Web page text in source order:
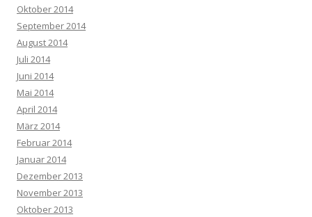
Oktober 2014
September 2014
August 2014
Juli 2014
Juni 2014
Mai 2014
April 2014
März 2014
Februar 2014
Januar 2014
Dezember 2013
November 2013
Oktober 2013